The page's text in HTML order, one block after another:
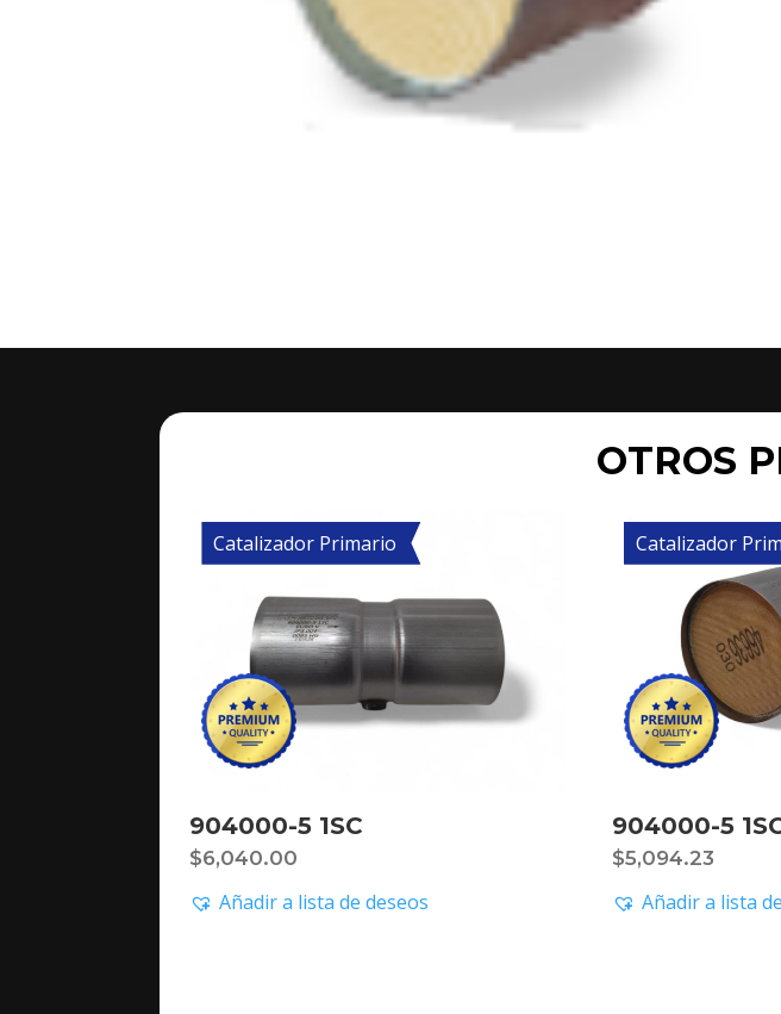
OTROS
Catalizador Primario
904000-5 1SC
$6,040.00
Añadir a lista de deseos
Catalizador
904000-5
$5,094.23
Añadir a lista